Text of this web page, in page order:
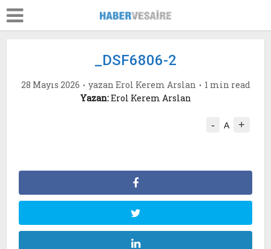
_DSF6806-2
28 Mayıs 2026 yazan Erol Kerem Arslan
1 min read
Yazan:Erol Kerem Arslan
- A +